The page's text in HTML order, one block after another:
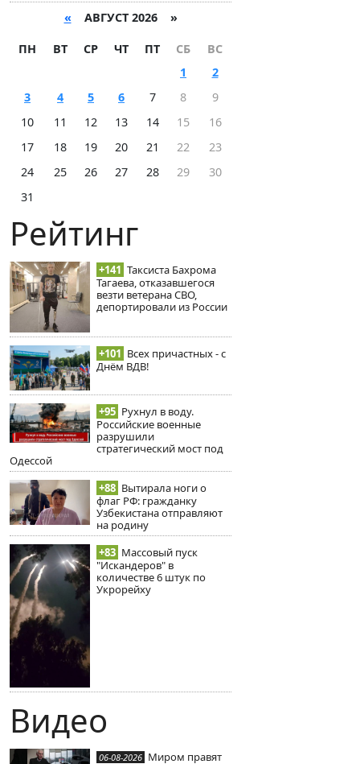
« АВГУСТ 2026 »
ПН ВТ СР ЧТ ПТ СБ
ВС
1
2
3
4 5 6 7 8
9
10
11 12 13 14 15
16
17
18 19 20 21 22
23
24
25 26 27 28 29
30
31
Рейтинг
+141 Таксиста Бахрома
Тагаева, отказавшегося
везти ветерана СВО,
депортировали из России
+101 Всех причастных - с
Днём ВДВ!
+95 Рухнул в воду.
Российские военные
разрушили
стратегический мост под
Одессой
+88 Вытирала ноги о
флаг РФ: гражданку
Узбекистана отправляют
на родину
+83 Массовый пуск
"Искандеров" в
количестве 6 штук по
Укрорейху
Видео
06-08-2026 Миром правят